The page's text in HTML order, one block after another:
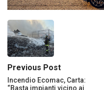
Previous Post
Incendio Ecomac, Carta:
“Basta impianti vicino ai